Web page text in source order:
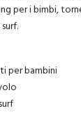
per i bimbi,
per bambini